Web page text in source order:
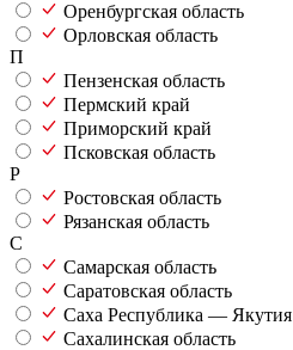
Оренбургская область
Орловская область
П
Пензенская область
Пермский край
Приморский край
Псковская область
Р
Ростовская область
Рязанская область
С
Самарская область
Саратовская область
Саха Республика — Якутия
Сахалинская область